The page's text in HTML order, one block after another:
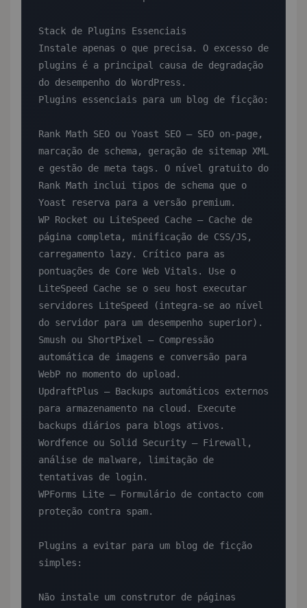
Stack de Plugins Essenciais
Instale apenas o que precisa. O excesso de
plugins é a principal causa de degradação
do desempenho do WordPress.
Plugins essenciais para um blog de ficção:
Rank Math SEO ou Yoast SEO — SEO on-page,
marcação de schema, geração de sitemap XML
e gestão de meta tags. O nível gratuito do
Rank Math inclui tipos de schema que o
Yoast reserva para a versão premium.
WP Rocket ou LiteSpeed Cache — Cache de
página completa, minificação de CSS/JS,
carregamento lazy. Crítico para as
pontuações de Core Web Vitals. Use o
LiteSpeed Cache se o seu host executar
servidores LiteSpeed (integra-se ao nível
do servidor para um desempenho superior).
Smush ou ShortPixel — Compressão
automática de imagens e conversão para
WebP no momento do upload.
UpdraftPlus — Backups automáticos externos
para armazenamento na cloud. Execute
backups diários para blogs ativos.
Wordfence ou Solid Security — Firewall,
análise de malware, limitação de
tentativas de login.
WPForms Lite — Formulário de contacto com
proteção contra spam.
Plugins a evitar para um blog de ficção
simples:
Não instale um construtor de páginas